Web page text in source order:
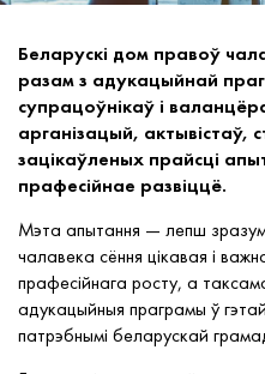
Беларускі дом правоў
разам з адукацыйнай
супрацоўнікаў і
арганізацый, актывістаў,
зацікаўленых прайсці
прафесійнае развіццё.
Мэта апытання — лепш
чалавека сёння цікавая і
прафесійнага росту, а
адукацыйныя праграмы ў
патрэбнымі беларускай